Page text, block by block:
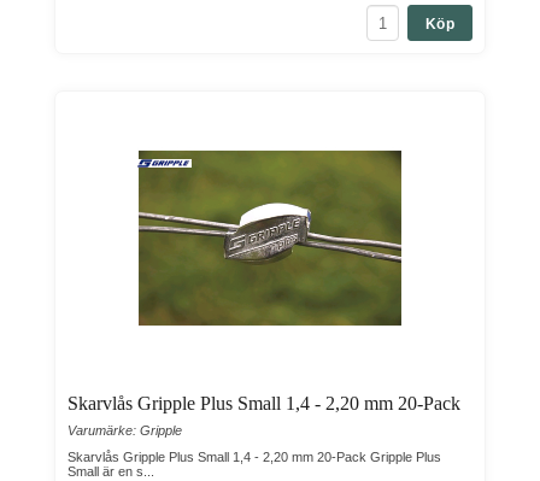
Köp
Skarvlås Gripple Plus Small 1,4 - 2,20 mm 20-Pack
Varumärke: Gripple
Skarvlås Gripple Plus Small 1,4 - 2,20 mm 20-Pack Gripple Plus
Small är en s...